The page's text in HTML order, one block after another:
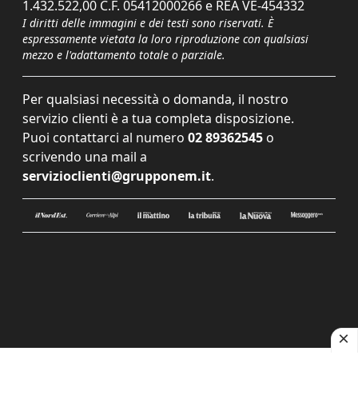
1.432.522,00 C.F. 05412000266 e REA VE-454332
I diritti delle immagini e dei testi sono riservati. È
espressamente vietata la loro riproduzione con qualsiasi
mezzo e l'adattamento totale o parziale.
Per qualsiasi necessità o domanda, il nostro
servizio clienti è a tua completa disposizione.
Puoi contattarci al numero 02 89362545 o
scrivendo una mail a
servizioclienti@grupponem.it.